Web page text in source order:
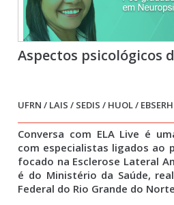
Aspectos psicológicos
UFRN / LAIS / SEDIS / HUOL /
Conversa com ELA Live é
com especialistas ligados ao
focado na Esclerose Lateral
é do Ministério da Saúde,
Federal do Rio Grande do